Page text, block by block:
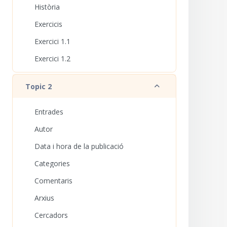
Història
Exercicis
Exercici 1.1
Exercici 1.2
Topic 2 Redueix
Entrades
Autor
Data i hora de la publicació
Categories
Comentaris
Arxius
Cercadors